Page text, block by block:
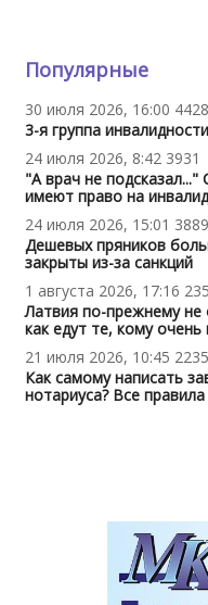
Популярные
30 июля 2026, 16:00
3-я группа
24 июля 2026, 8:42 3931
"А врач не
имеют право на
24 июля 2026, 15:01 3889
Дешевых пряников
закрыты из-за санкций
1 августа 2026, 17:16
Латвия по-прежнему не
как едут те, кому очень
21 июля 2026, 10:45 2235
Как самому написать
нотариуса? Все